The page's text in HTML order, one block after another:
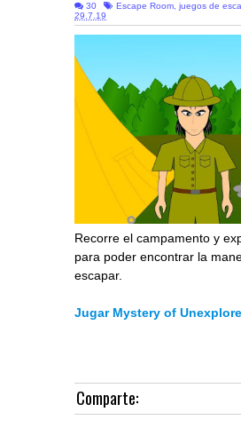
30 Escape Room, juegos de
29.7.19
Recorre el campamento y
para poder encontrar la
escapar.
Jugar Mystery of
Comparte: